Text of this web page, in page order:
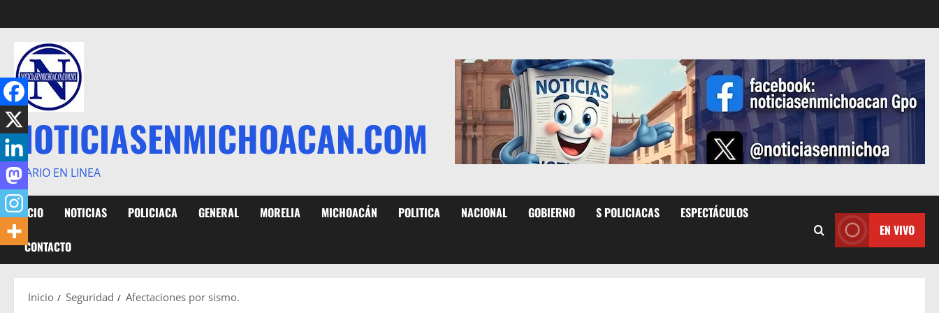
al
contenido
NOTICIASENMICHOACAN.COM
DIARIO EN LINEA
INICIO NOTICIAS POLICIACA GENERAL MORELIA MICHOACÁN POLITICA NACIONAL GOBIERNO S POLICIACAS ESPECTÁCULOS
CONTACTO
EN VIVO
Inicio Seguridad Afectaciones por sismo.